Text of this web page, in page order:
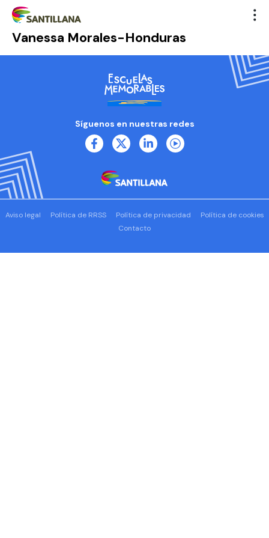
Vanessa Morales-Honduras
Síguenos en nuestras redes
Aviso legal Política de RRSS Política de privacidad
Política de cookies
Contacto